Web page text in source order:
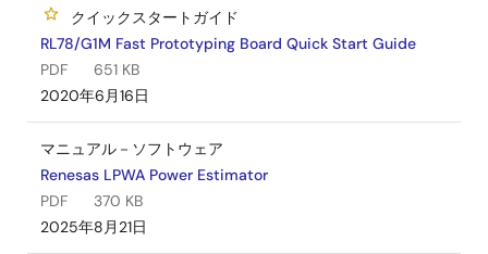
クイックスタートガイド
RL78/G1M Fast Prototyping Board Quick Start Guide
PDF
651 KB
2020年6月16日
マニュアル－ソフトウェア
Renesas LPWA Power Estimator
PDF
370 KB
2025年8月21日